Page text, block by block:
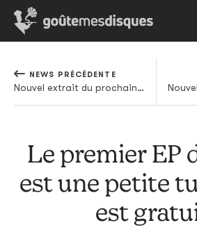
NEWS PRÉCÉDENTE
Nouvel extrait du prochain A$AP Rocky en écoute
Le premier EP
est une petite
est